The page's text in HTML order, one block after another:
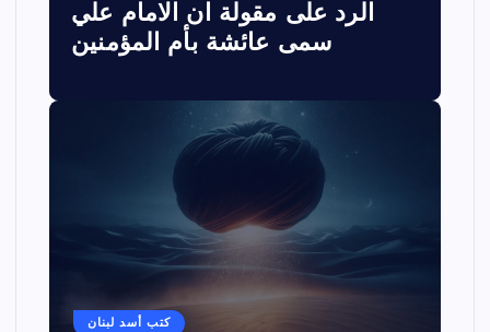
الرد على مقولة ان الامام علي
سمى عائشة بأم المؤمنين
كتب أسد لبنان